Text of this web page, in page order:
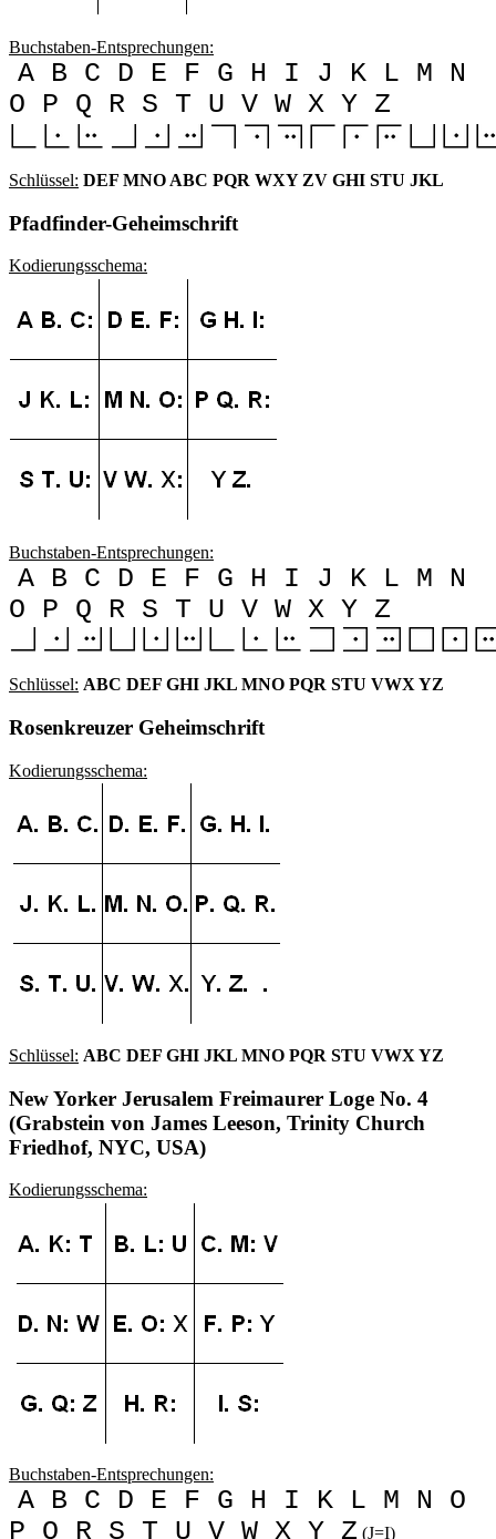
Buchstaben-Entsprechungen:
A B C D E F G H I J K L M N
O P Q R S T U V W X Y Z
Schlüssel: DEF MNO ABC PQR WXY ZV GHI STU JKL
Pfadfinder-Geheimschrift
Kodierungsschema:
Buchstaben-Entsprechungen:
A B C D E F G H I J K L M N
O P Q R S T U V W X Y Z
Schlüssel: ABC DEF GHI JKL MNO PQR STU VWX YZ
Rosenkreuzer Geheimschrift
Kodierungsschema:
Schlüssel: ABC DEF GHI JKL MNO PQR STU VWX YZ
New Yorker Jerusalem Freimaurer Loge No. 4
(Grabstein von James Leeson, Trinity Church
Friedhof, NYC, USA)
Kodierungsschema:
Buchstaben-Entsprechungen:
A B C D E F G H I K L M N O
P Q R S T U V W X Y Z (J=I)